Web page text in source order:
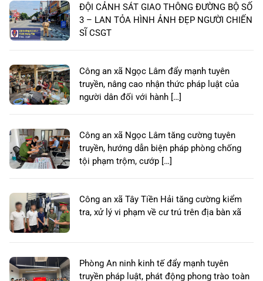
ĐỘI CẢNH SÁT GIAO THÔNG ĐƯỜNG BỘ SỐ
3 – LAN TỎA HÌNH ẢNH ĐẸP NGƯỜI CHIẾN
SĨ CSGT
Công an xã Ngọc Lâm đẩy mạnh tuyên
truyền, nâng cao nhận thức pháp luật của
người dân đối với hành […]
Công an xã Ngọc Lâm tăng cường tuyên
truyền, hướng dẫn biện pháp phòng chống
tội phạm trộm, cướp […]
Công an xã Tây Tiền Hải tăng cường kiểm
tra, xử lý vi phạm về cư trú trên địa bàn xã
Phòng An ninh kinh tế đẩy mạnh tuyên
truyền pháp luật, phát động phong trào toàn